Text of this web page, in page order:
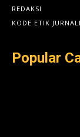
REDAKSI
KODE ETIK
Popular